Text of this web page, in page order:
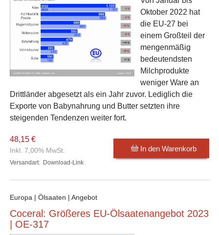
Oktober 2022 hat
die EU-27 bei
einem Großteil der
mengenmäßig
bedeutendsten
Milchprodukte
weniger Ware an
Drittländer abgesetzt als ein Jahr zuvor. Lediglich die
Exporte von Babynahrung und Butter setzten ihre
steigenden Tendenzen weiter fort.
48,15 €
Inkl. 7,00% MwSt.
Versandart: Download-Link
In den Warenkorb
Europa | Ölsaaten | Angebot
Coceral: Größeres EU-Ölsaatenangebot 2023
| OE-317